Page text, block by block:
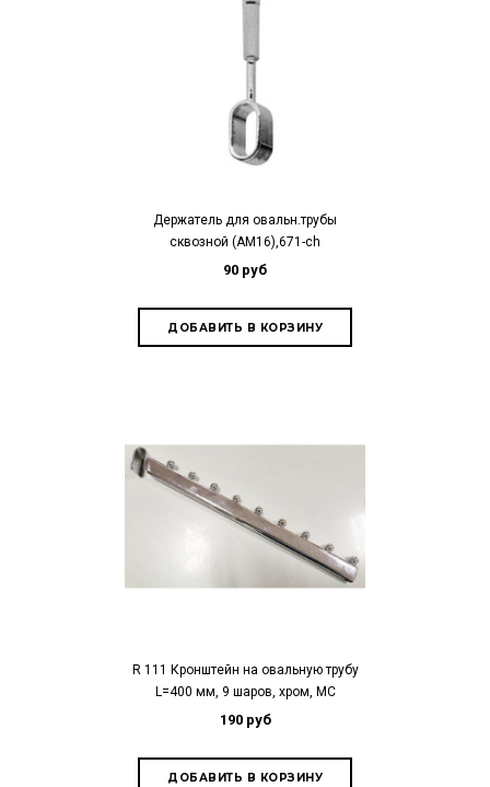
Держатель для овальн.трубы
сквозной (АМ16),671-ch
90 руб
R 111 Кронштейн на овальную трубу
L=400 мм, 9 шаров, хром, МС
190 руб